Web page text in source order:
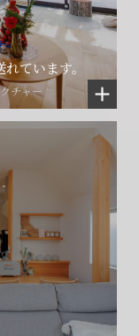
ています。
チャー
いての
せ
ら
する
せ
せ